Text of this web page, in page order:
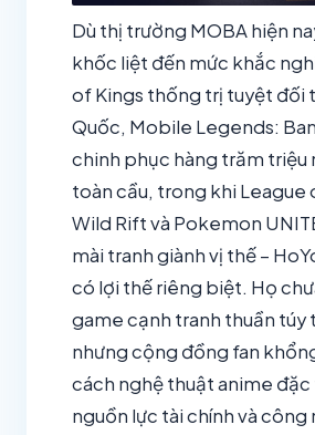
Dù thị trường MOBA hiện
khốc liệt đến mức khắc
of Kings thống trị tuyệt đối
Quốc, Mobile Legends:
chinh phục hàng trăm triệu
toàn cầu, trong khi League
Wild Rift và Pokemon
mài tranh giành vị thế –
có lợi thế riêng biệt. Họ
game cạnh tranh thuần túy
nhưng cộng đồng fan
cách nghệ thuật anime
nguồn lực tài chính và công